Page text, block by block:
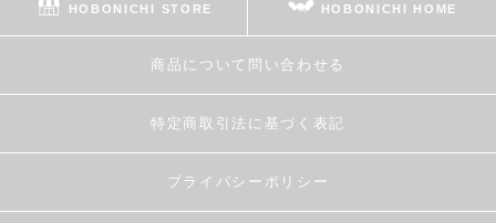
HOBONICHI STORE HOBONICHI HOME
商品について問い合わせる
特定商取引法に基づく表記
プライバシーポリシー